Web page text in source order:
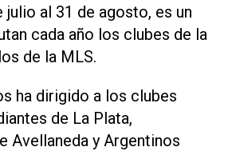
julio al 31 de agosto, es un
cada año los clubes de la
de la MLS.
ha dirigido a los clubes
de La Plata,
Avellaneda y Argentinos